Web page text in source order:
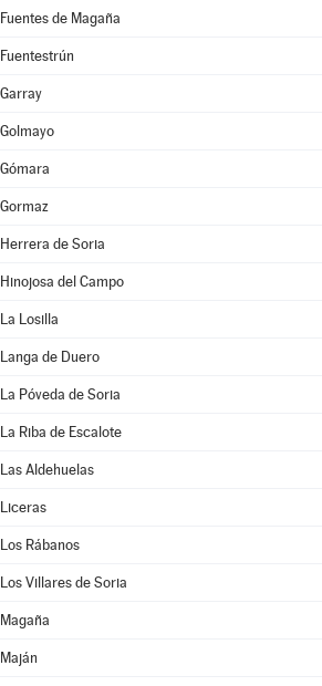
Fuentes de Magaña
Fuentestrún
Garray
Golmayo
Gómara
Gormaz
Herrera de Soria
Hinojosa del Campo
La Losilla
Langa de Duero
La Póveda de Soria
La Riba de Escalote
Las Aldehuelas
Liceras
Los Rábanos
Los Villares de Soria
Magaña
Maján